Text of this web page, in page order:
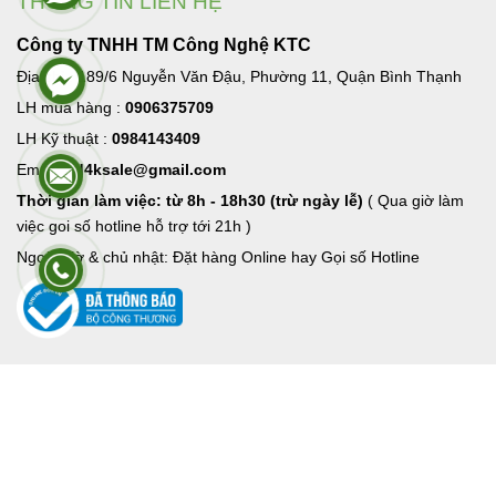
Công ty TNHH TM Công Nghệ KTC
Địa chỉ : 189/6 Nguyễn Văn Đậu, Phường 11, Quận Bình Thạnh
LH mua hàng : 0906375709
LH Kỹ thuật : 0984143409
Email:hd4ksale@gmail.com
Thời gian làm việc: từ 8h - 18h30 (trừ ngày lễ) ( Qua giờ làm
việc goi số hotline hỗ trợ tới 21h )
Ngoài giờ & chủ nhật: Đặt hàng Online hay Gọi số Hotline